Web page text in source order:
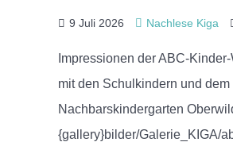
9 Juli 2026 Nachlese Kiga
Impressionen der ABC-
mit den Schulkindern und dem
Nachbarskindergarten
{gallery}bilder/Galerie_KIGA/